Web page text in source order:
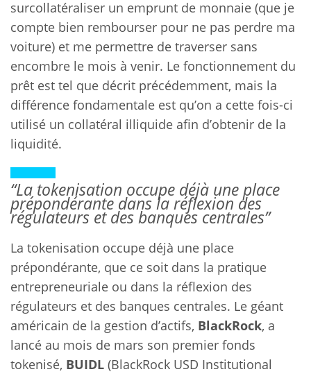
surcollatéraliser un emprunt de monnaie (que je
compte bien rembourser pour ne pas perdre ma
voiture) et me permettre de traverser sans
encombre le mois à venir. Le fonctionnement du
prêt est tel que décrit précédemment, mais la
différence fondamentale est qu’on a cette fois-ci
utilisé un collatéral illiquide afin d’obtenir de la
liquidité.
“La tokenisation occupe déjà une place
prépondérante dans la réflexion des
régulateurs et des banques centrales”
La tokenisation occupe déjà une place
prépondérante, que ce soit dans la pratique
entrepreneuriale ou dans la réflexion des
régulateurs et des banques centrales. Le géant
américain de la gestion d’actifs, BlackRock, a
lancé au mois de mars son premier fonds
tokenisé, BUIDL (BlackRock USD Institutional